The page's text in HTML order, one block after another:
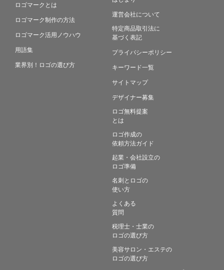
ロゴマークとは
ロゴマーク制作の方法
ロゴマーク活用ノウハウ
用語集
業界別！ロゴの選び方
運営会社について
特定商品取引法に
基づく表記
プライバシーポリシー
キーワード一覧
サイトマップ
デザイナー募集
ロゴ無料提案
とは
ロゴ作成の
依頼方法ガイド
起業・会社設立の
ロゴ準備
名刺とロゴの
使い方
よくある
質問
税理士・士業の
ロゴの選び方
美容サロン・エステの
ロゴの選び方